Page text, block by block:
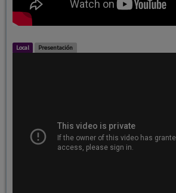
Local Presentación